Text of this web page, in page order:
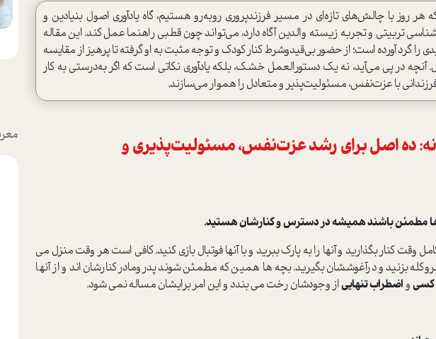
هر روز با چالش‌های تازه‌ای در مسیر فرزندپروری روبه‌رو هستیم، گاه یادآوری اصول بنیادین و
تربیتی و تجربه زیسته والدین آگاه دارد، می‌تواند چون قطبی راهنما عمل کند. این مقاله
را گرد آورده است؛ از حضور بی‌قیدوشرط کنار کودک و توجه مثبت به او گرفته تا پرهیز از مقایسه
آنچه در پی می‌آید، نه یک دستورالعمل خشک، بلکه یادآوری نکاتی است که اگر به‌درستی به کار
با عزت‌نفس، مسئولیت‌پذیر و متعادل را هموار می‌سازند.
ده اصل برای رشد عزت‌نفس، مسئولیت‌پذیری و
وقت کنار بگذارید و آنها را به پارک ببرید و با آنها فوتبال بازی کنید. کافی است هر وقت منزل می
بزنید و درآغوششان بگیرید. بچه ها همین که مطمئن شوند پدرومادر کنارشان اند و از آنها
کسیواضطراب تنهاییاز وجودشان رخت می بندد و این امر برایشان مساله نمی شود.